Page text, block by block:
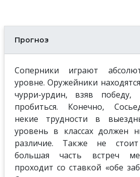
Прогноз
Соперники играют
уровне. Оружейники
чурри-урдин, взяв
пробиться. Конечно,
некие трудности в
уровень в классах должен
различие. Также не
большая часть встреч
проходит со ставкой «обе